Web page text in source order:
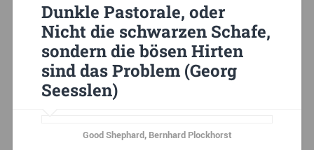
Dunkle Pastorale, oder
Nicht die schwarzen Schafe,
sondern die bösen Hirten
sind das Problem (Georg
Seesslen)
Good Shephard, Bernhard Plockhorst